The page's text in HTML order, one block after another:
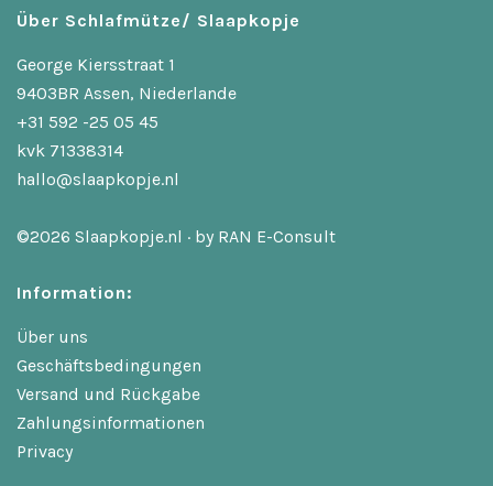
Über Schlafmütze/ Slaapkopje
George Kiersstraat 1
9403BR Assen, Niederlande
+31 592 -25 05 45
kvk 71338314
hallo@slaapkopje.nl
©2026 Slaapkopje.nl · by RAN E-Consult
Information:
Über uns
Geschäftsbedingungen
Versand und Rückgabe
Zahlungsinformationen
Privacy